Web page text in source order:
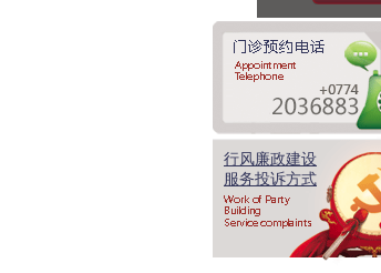
行风廉政建设
服务投诉方式